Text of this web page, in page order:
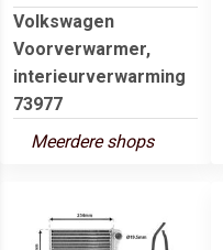
Volkswagen
Voorverwarmer,
interieurverwarming
73977
Meerdere shops